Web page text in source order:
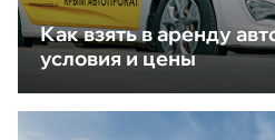
Как взять в аренду
условия и цены